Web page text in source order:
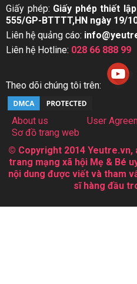
Giấy phép: Giấy phép thiết
555/GP-BTTTT,HN ngày 19/
Liên hệ quảng cáo:
Liên hệ Hotline: 028 66 888 99
Theo dõi chúng tôi trên:
About us User
Sơ đồ trang web
© Copyright 2014
trang mạng xã hội Mẹ & Bé
nội dung được viết và tham
sĩ hàng đầu